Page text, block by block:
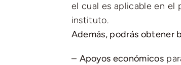
el cual es aplicable en el
instituto.
Además, podrás obtener
– Apoyos económicos